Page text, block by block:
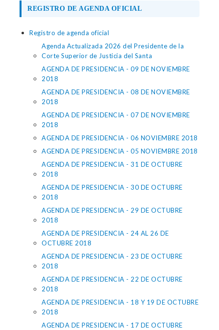
REGISTRO DE AGENDA OFICIAL
Registro de agenda oficial
Agenda Actualizada 2026 del Presidente de la
Corte Superior de Justicia del Santa
AGENDA DE PRESIDENCIA - 09 DE NOVIEMBRE
2018
AGENDA DE PRESIDENCIA - 08 DE NOVIEMBRE
2018
AGENDA DE PRESIDENCIA - 07 DE NOVIEMBRE
2018
AGENDA DE PRESIDENCIA - 06 NOVIEMBRE 2018
AGENDA DE PRESIDENCIA - 05 NOVIEMBRE 2018
AGENDA DE PRESIDENCIA - 31 DE OCTUBRE
2018
AGENDA DE PRESIDENCIA - 30 DE OCTUBRE
2018
AGENDA DE PRESIDENCIA - 29 DE OCTUBRE
2018
AGENDA DE PRESIDENCIA - 24 AL 26 DE
OCTUBRE 2018
AGENDA DE PRESIDENCIA - 23 DE OCTUBRE
2018
AGENDA DE PRESIDENCIA - 22 DE OCTUBRE
2018
AGENDA DE PRESIDENCIA - 18 Y 19 DE OCTUBRE
2018
AGENDA DE PRESIDENCIA - 17 DE OCTUBRE